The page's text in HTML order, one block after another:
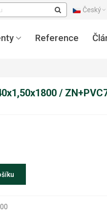
Český
Reference
/